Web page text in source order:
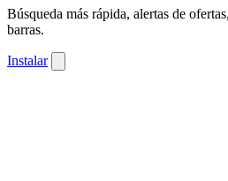
Búsqueda más rápida, alertas de
barras.
Instalar